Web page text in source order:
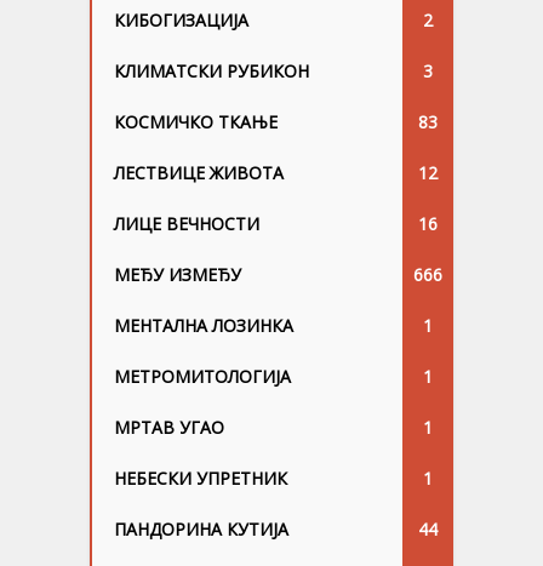
КИБОГИЗАЦИЈА 2
КЛИМАТСКИ РУБИКОН 3
КОСМИЧКО ТКАЊЕ 83
ЛЕСТВИЦЕ ЖИВОТА 12
ЛИЦЕ ВЕЧНОСТИ 16
МЕЂУ ИЗМЕЂУ 666
МЕНТАЛНА ЛОЗИНКА 1
МЕТРОМИТОЛОГИЈА 1
МРТАВ УГАО 1
НЕБЕСКИ УПРЕТНИК 1
ПАНДОРИНА КУТИЈА 44